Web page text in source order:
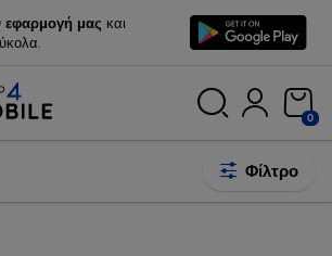
εφαρμογή μας και
0
Φίλτρο